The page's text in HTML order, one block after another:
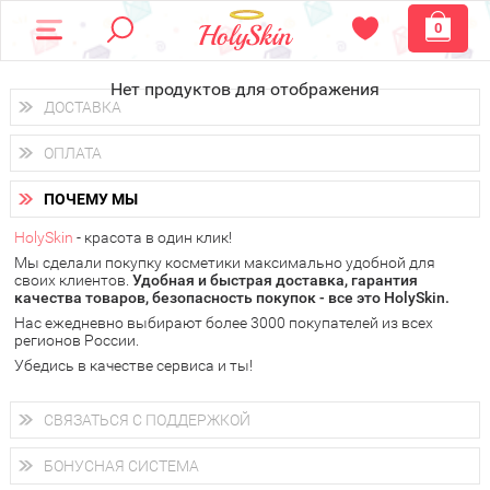
0
Нет продуктов для отображения
ДОСТАВКА
Доставка осуществляетсяпо всем городам России.
Вы можете выбрать доставку курьером, Почтой России или
получить заказ в пунктах выдачи PickPoint или пункте
самовывоза.
В 20 городах России доставка осуществляется ужена
следующий день.
у Вас всегда есть возможность получитьбесплатную
доставку от HolySkin.
подробнее об условиях доставки и оплаты в Вашем городе
ОПЛАТА
Вы можете оплатить свой заказ любым удобным способом:
наличными деньгами (
через интернет-банк (Альфа-банк, Сбербанк) и другими
электронными способами.
ПОЧЕМУ МЫ
HolySkin - красота в один клик!
Мы сделали покупку косметики максимально удобной для
своих клиентов. Удобная и быстрая доставка, гарантия
качества товаров, безопасность покупок - все это HolySkin.
Нас ежедневно выбирают более 3000 покупателей из всех
регионов России.
Убедись в качестве сервиса и ты!
СВЯЗАТЬСЯ С ПОДДЕРЖКОЙ
+7 (800) 707-24-55
Мы будем рады ответить на все Ваши вопросы по работе
магазина, проконсультировать по товарам, рассказать о
БОНУСНАЯ СИСТЕМА